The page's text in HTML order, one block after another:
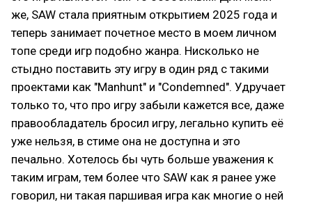
же, SAW стала приятным открытием 2025 года и
теперь занимает почетное место в моем личном
топе среди игр подобно жанра. Нисколько не
стыдно поставить эту игру в один ряд с такими
проектами как "Manhunt" и "Condemned". Удручает
только то, что про игру забыли кажется все, даже
правообладатель бросил игру, легально купить её
уже нельзя, в стиме она не доступна и это
печально. Хотелось бы чуть больше уважения к
таким играм, тем более что SAW как я ранее уже
говорил, ни такая паршивая игра как многие о ней